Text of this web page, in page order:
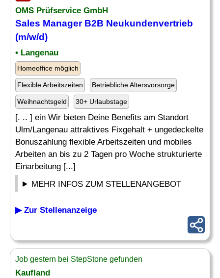
OMS Prüfservice GmbH
Sales Manager B2B Neukundenvertrieb
(m/w/d)
• Langenau
Homeoffice möglich
Flexible Arbeitszeiten Betriebliche Altersvorsorge
Weihnachtsgeld 30+ Urlaubstage
[. .. ] ein Wir bieten Deine Benefits am Standort
Ulm/Langenau attraktives Fixgehalt + ungedeckelte
Bonuszahlung flexible Arbeitszeiten und mobiles
Arbeiten an bis zu 2 Tagen pro Woche strukturierte
Einarbeitung [...]
MEHR INFOS ZUM STELLENANGEBOT
▶ Zur Stellenanzeige
Job gestern bei StepStone gefunden
Kaufland